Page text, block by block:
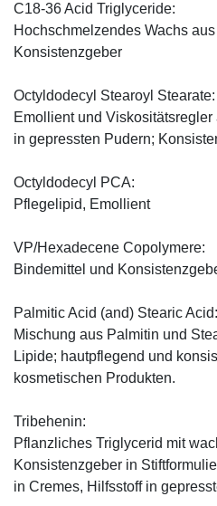
C18-36 Acid Triglyceride:
Hochschmelzendes Wachs
Konsistenzgeber
Octyldodecyl Stearoyl Stearate:
Emollient und Viskositätsregler
in gepressten Pudern;
Octyldodecyl PCA:
Pflegelipid, Emollient
VP/Hexadecene Copolymere:
Bindemittel und
Palmitic Acid (and) Stearic Acid:
Mischung aus Palmitin und
Lipide; hautpflegend und
kosmetischen Produkten.
Tribehenin:
Pflanzliches Triglycerid mit
Konsistenzgeber in
in Cremes, Hilfsstoff in